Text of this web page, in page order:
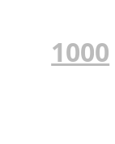
1000